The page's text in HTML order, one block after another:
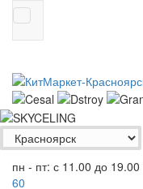
пн - пт: с 11.00 до 19.00
60